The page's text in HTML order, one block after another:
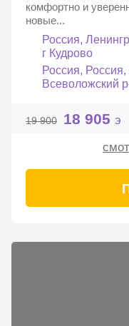
комфортно и
новые...
Россия,
г Кудрово
Россия,
Всеволожский
19 900 18 905 э